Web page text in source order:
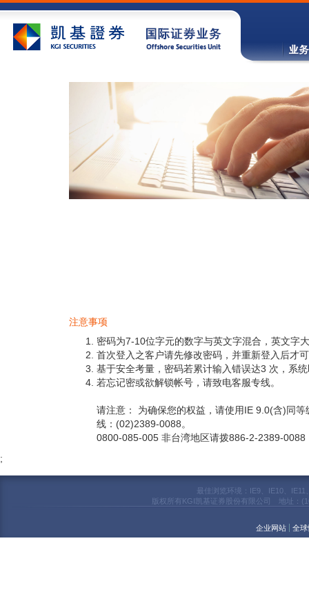
注意事项
密码为7-10位字元的数字与英文字混合，英文字
首次登入之客户请先修改密码，并重新登入后才
基于安全考量，密码若累计输入错误达3 次，系
若忘记密或欲解锁帐号，请致电客服专线。
请注意： 为确保您的权益，请使用IE 9.0(含)同
线：(02)2389-0088。
0800-085-005 非台湾地区请拨886-2-2389-0088
;
最佳浏览环境：IE9、IE10、
版权所有KGI凯基证券股份有限公司 地址：
企业网站 全球